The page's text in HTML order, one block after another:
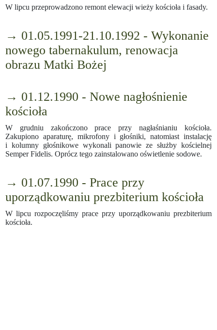
W lipcu przeprowadzono remont elewacji wieży kościoła i fasady.
→ 01.05.1991-21.10.1992 - Wykonanie
nowego tabernakulum, renowacja
obrazu Matki Bożej
→ 01.12.1990 - Nowe nagłośnienie
kościoła
W grudniu zakończono prace przy nagłaśnianiu kościoła.
Zakupiono aparaturę, mikrofony i głośniki, natomiast instalację
i kolumny głośnikowe wykonali panowie ze służby kościelnej
Semper Fidelis. Oprócz tego zainstalowano oświetlenie sodowe.
→ 01.07.1990 - Prace przy
uporządkowaniu prezbiterium kościoła
W lipcu rozpoczęliśmy prace przy uporządkowaniu prezbiterium
kościoła.